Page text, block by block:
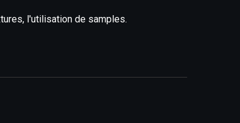
l'utilisation de samples.